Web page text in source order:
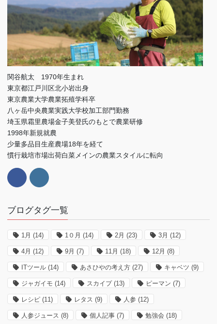
関谷航太 1970年生まれ
東京都江戸川区北小岩出身
東京農業大学農業拓殖学科卒
八ヶ岳中央農業実践大学校加工部門勤務
埼玉県霜里農場金子美登氏のもとで農業研修
1998年新規就農
少量多品目生産農場18年を経て
慣行栽培市場出荷白菜メインの農業スタイルに転向
ブログタグ一覧
1月 (14) 1０月 (14) 2月 (23) 3月 (12)
4月 (12) 9月 (7) 11月 (18) 12月 (8)
ITツール (14) あさひやの考え方 (27) キャベツ (9)
ジャガイモ (14) スカイプ(13) ピーマン (7)
レシピ (11) レタス (9) 人参 (12)
人参ジュース (8) 個人記事 (7) 勉強会 (18)